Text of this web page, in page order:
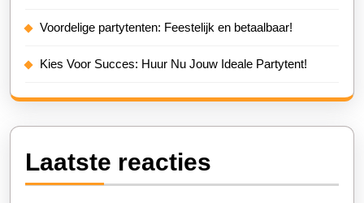
Voordelige partytenten: Feestelijk en betaalbaar!
Kies Voor Succes: Huur Nu Jouw Ideale Partytent!
Laatste reacties